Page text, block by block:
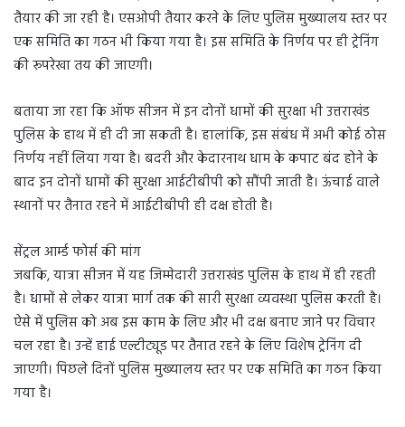
तैयार की जा रही है। एसओपी तैयार करने के लिए पुलिस मुख्यालय स्तर पर
एक समिति का गठन भी किया गया है। इस समिति के निर्णय पर ही ट्रेनिंग
की रूपरेखा तय की जाएगी।
बताया जा रहा कि ऑफ सीजन में इन दोनों धामों की सुरक्षा भी उत्तराखंड
पुलिस के हाथ में ही दी जा सकती है। हालांकि, इस संबंध में अभी कोई ठोस
निर्णय नहीं लिया गया है। बदरी और केदारनाथ धाम के कपाट बंद होने के
बाद इन दोनों धामों की सुरक्षा आईटीबीपी को सौंपी जाती है। ऊंचाई वाले
स्थानों पर तैनात रहने में आईटीबीपी ही दक्ष होती है।
सेंट्रल आर्म्ड फोर्स की मांग
जबकि, यात्रा सीजन में यह जिम्मेदारी उत्तराखंड पुलिस के हाथ में ही रहती
है। धामों से लेकर यात्रा मार्ग तक की सारी सुरक्षा व्यवस्था पुलिस करती है।
ऐसे में पुलिस को अब इस काम के लिए और भी दक्ष बनाए जाने पर विचार
चल रहा है। उन्हें हाई एल्टीट्यूड पर तैनात रहने के लिए विशेष ट्रेनिंग दी
जाएगी। पिछले दिनों पुलिस मुख्यालय स्तर पर एक समिति का गठन किया
गया है।